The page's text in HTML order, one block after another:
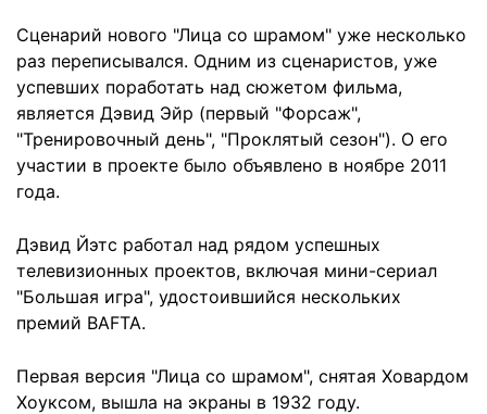
Сценарий нового "Лица со шрамом" уже несколько
раз переписывался. Одним из сценаристов, уже
успевших поработать над сюжетом фильма,
является Дэвид Эйр (первый "Форсаж",
"Тренировочный день", "Проклятый сезон"). О его
участии в проекте было объявлено в ноябре 2011
года.
Дэвид Йэтс работал над рядом успешных
телевизионных проектов, включая мини-сериал
"Большая игра", удостоившийся нескольких
премий BAFTA.
Первая версия "Лица со шрамом", снятая Ховардом
Хоуксом, вышла на экраны в 1932 году.